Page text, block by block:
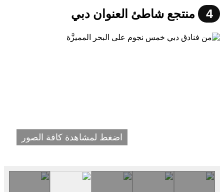
4 منتجع شاطئ العنوان دبي
اضغط لمشاهدة كافة الصور